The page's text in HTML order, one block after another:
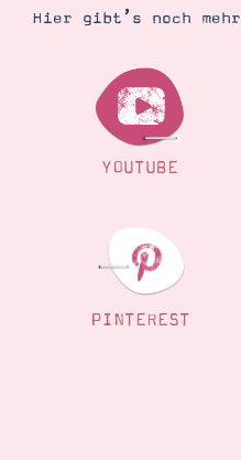
Hier gibt’s noch
YOUTUBE
PINTEREST